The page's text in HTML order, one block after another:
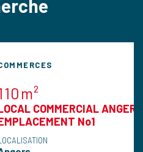
ANGERS 110 M2
No1